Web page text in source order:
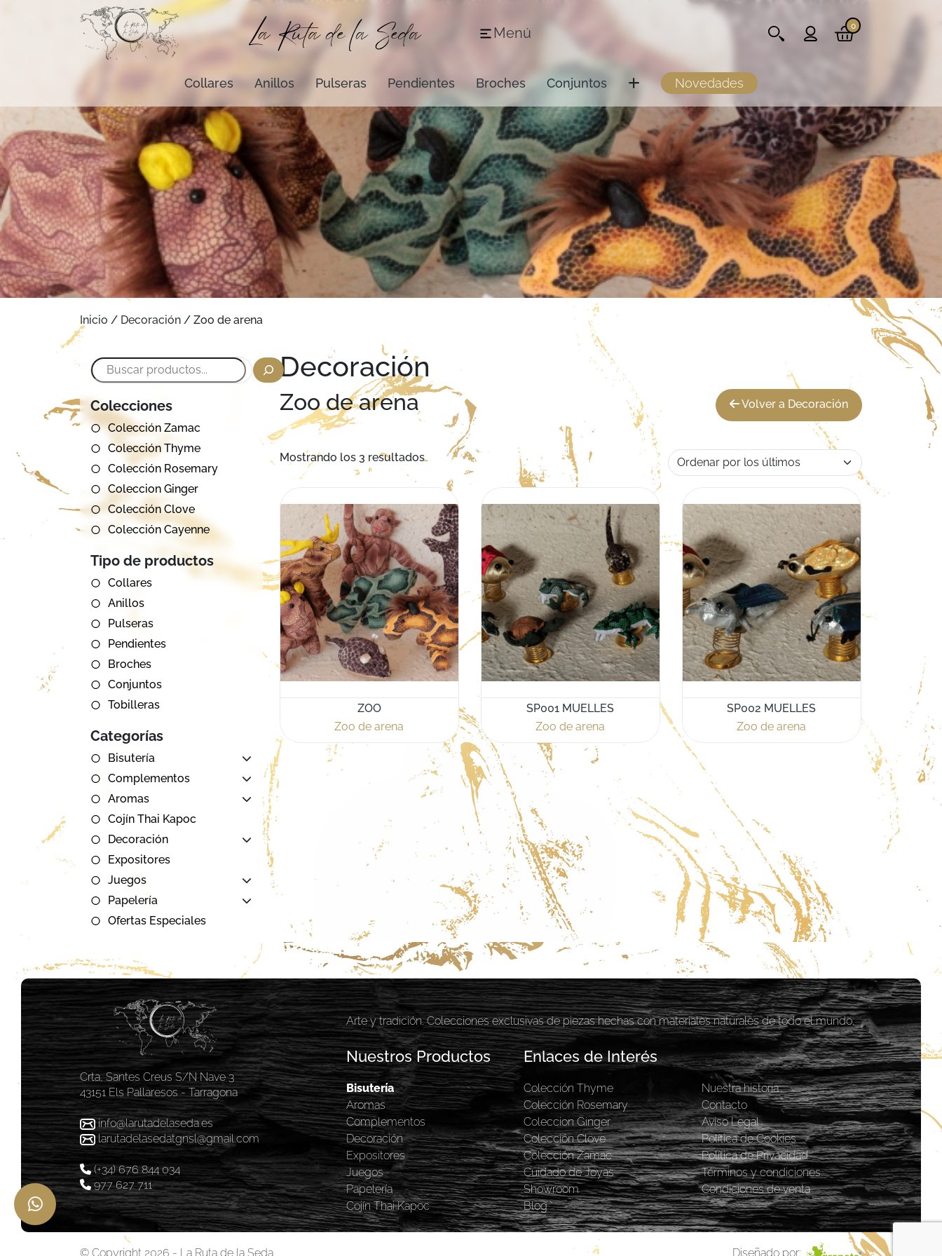
Menú 0
Collares Anillos Pulseras Pendientes Broches Conjuntos Novedades
Inicio / Decoración / Zoo de arena
Buscar
Colecciones
Colección Zamac
Colección Thyme
Colección Rosemary
Coleccion Ginger
Colección Clove
Colección Cayenne
Tipo de productos
Collares
Anillos
Pulseras
Pendientes
Broches
Conjuntos
Tobilleras
Categorías
Bisutería
Complementos
Aromas
Cojín Thai Kapoc
Decoración
Expositores
Juegos
Papelería
Ofertas Especiales
Decoración
Zoo de arena Volver a Decoración
Mostrando los 3 resultadosOrdenado por los últimos
ZOO
Zoo de arena
SP001 MUELLES
Zoo de arena
SP002 MUELLES
Zoo de arena
Crta, Santes Creus S/N Nave 3
43151 Els Pallaresos - Tarragona
info@larutadelaseda.es
larutadelasedatgnsl@gmail.com
(+34) 676 844 034
977 627 711
Arte y tradición. Colecciones exclusivas de piezas hechas con materiales naturales de todo el mundo.
Nuestros Productos
Bisutería
Aromas
Complementos
Decoración
Expositores
Juegos
Papelería
Cojín Thai Kapoc
Enlaces de Interés
Colección Thyme
Colección Rosemary
Coleccion Ginger
Colección Clove
Colección Zamac
Cuidado de Joyas
Showroom
Blog
Nuestra historia
Contacto
Aviso Legal
Política de Cookies
Política de Privacidad
Términos y condiciones
Condiciones de venta
© Copyright 2026 - La Ruta de la Seda Diseñado por: